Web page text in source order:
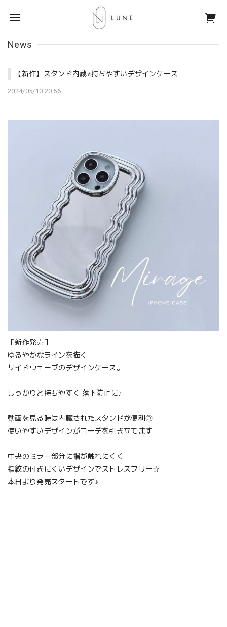
News
【新作】スタンド内蔵⭐︎持ちやすいデザインケース
2024/05/10 20:56
［新作発売］
ゆるやかなラインを描く
サイドウェーブのデザインケース。
しっかりと持ちやすく 落下防止に♪
動画を見る時は内臓されたスタンドが便利◎
使いやすいデザインがコーデを引き立てます
中央のミラー部分に指が触れにくく
指紋の付きにくいデザインでストレスフリー☆
本日より発売スタートです♪